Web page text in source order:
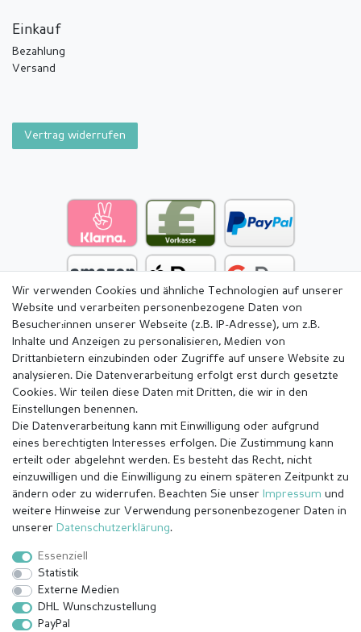
Einkauf
Bezahlung
Versand
Vertrag widerrufen
Impressum Daten­schutz­erklärung
Barrierefreiheitserklärung
Wir verwenden Cookies und ähnliche Technologien auf unserer
Website und verarbeiten personenbezogene Daten von
Besucher:innen unserer Webseite (z.B. IP-Adresse), um z.B.
Inhalte und Anzeigen zu personalisieren, Medien von
Drittanbietern einzubinden oder Zugriffe auf unsere Website zu
analysieren. Die Datenverarbeitung erfolgt erst durch gesetzte
Cookies. Wir teilen diese Daten mit Dritten, die wir in den
Einstellungen benennen.
Die Datenverarbeitung kann mit Einwilligung oder aufgrund
eines berechtigten Interesses erfolgen. Die Zustimmung kann
erteilt oder abgelehnt werden. Es besteht das Recht, nicht
einzuwilligen und die Einwilligung zu einem späteren Zeitpunkt zu
ändern oder zu widerrufen. Beachten Sie unser Impressum und
weitere Hinweise zur Verwendung personenbezogener Daten in
unserer Daten­schutz­erklärung.
Essenziell
Statistik
Externe Medien
DHL Wunschzustellung
PayPal